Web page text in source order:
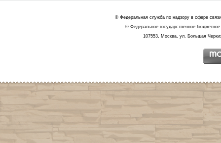
© Федеральная служба по надзору в сфере
© Федеральное государственное
107553, Москва, ул. Большая